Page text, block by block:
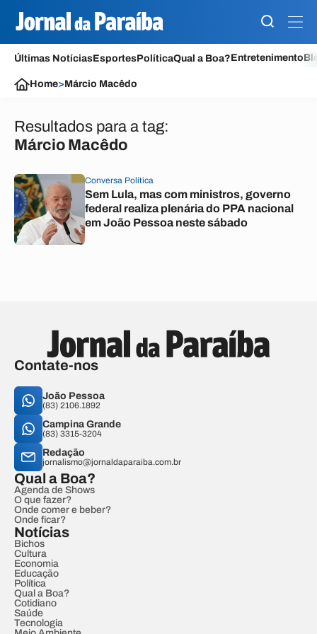
Últimas NotíciasEsportesPolíticaQual a Boa?Entretenimento
Home>Márcio Macêdo
Resultados para a tag:
Márcio Macêdo
Conversa Política
Sem Lula, mas com ministros, governo
federal realiza plenária do PPA nacional
em João Pessoa neste sábado
Contate-nos
João Pessoa
(83) 2106.1892
Campina Grande
(83) 3315-3204
Redação
jornalismo@jornaldaparaiba.com.br
Qual a Boa?
Agenda de Shows
O que fazer?
Onde comer e beber?
Onde ficar?
Notícias
Bichos
Cultura
Economia
Educação
Política
Qual a Boa?
Cotidiano
Saúde
Tecnologia